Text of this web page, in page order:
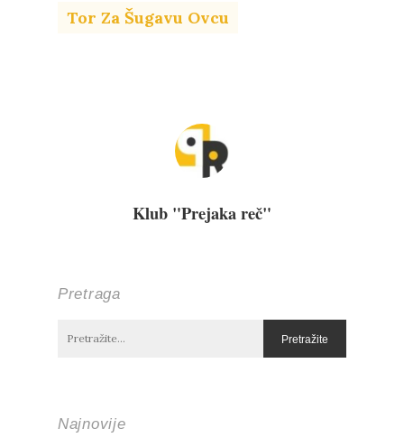
Tor Za Šugavu Ovcu
Klub "Prejaka reč"
Pretraga
Najnovije